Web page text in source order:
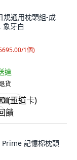
通用枕頭組-成
象牙白
1個)
達
貨
道卡)
Prime 記憶棉枕頭